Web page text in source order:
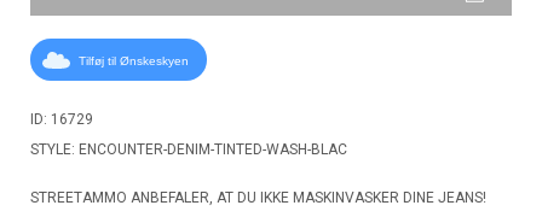
Tilføj til Ønskeskyen
ID: 16729
STYLE: ENCOUNTER-DENIM-TINTED-WASH-BLAC
STREETAMMO ANBEFALER, AT DU IKKE MASKINVASKER DINE JEANS!